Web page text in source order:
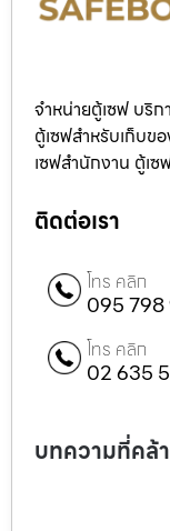
จำหน่ายตู้เซฟ บริ
ตู้เซฟสำหรับเก็บข
เซฟสำนักงาน ตู้เ
ติดต่อเรา
โทร คลิก
095 798
โทร คลิก
02 635
บทความที่คล้